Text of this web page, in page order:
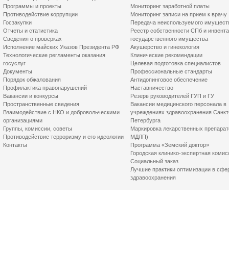
Программы и проекты
Противодействие коррупции
Госзакупки
Отчеты и статистика
Сведения о проверках
Исполнение майских Указов Президента РФ
Технологические регламенты оказания
госуслуг
Документы
Порядок обжалования
Профилактика правонарушений
Вакансии и конкурсы
Пространственные сведения
Взаимодействие с НКО и добровольческими
организациями
Группы, комиссии, советы
Противодействие терроризму и его идеологии
Контакты
Мониторинг заработной платы
Мониторинг записи на прием к врачу
Передача неиспользуемого
Реестр собственности СПб и
государственного имущества
Акушерство и гинекология
Клинические рекомендации
Целевая подготовка специалистов
Профессиональные стандарты
Антидопинговое обеспечение
Наставничество
Резерв руководителей ГУП и ГУ
Вакансии медицинского персонала в
учреждениях здравоохранения
Петербурга
Маркировка лекарственных
МДЛП)
Программа «Земский доктор»
Городская клинико-экспертная
Социальный заказ
Лучшие практики оптимизации в
здравоохранения